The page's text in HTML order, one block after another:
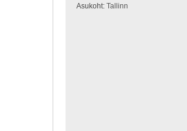
Asukoht: Tallinn